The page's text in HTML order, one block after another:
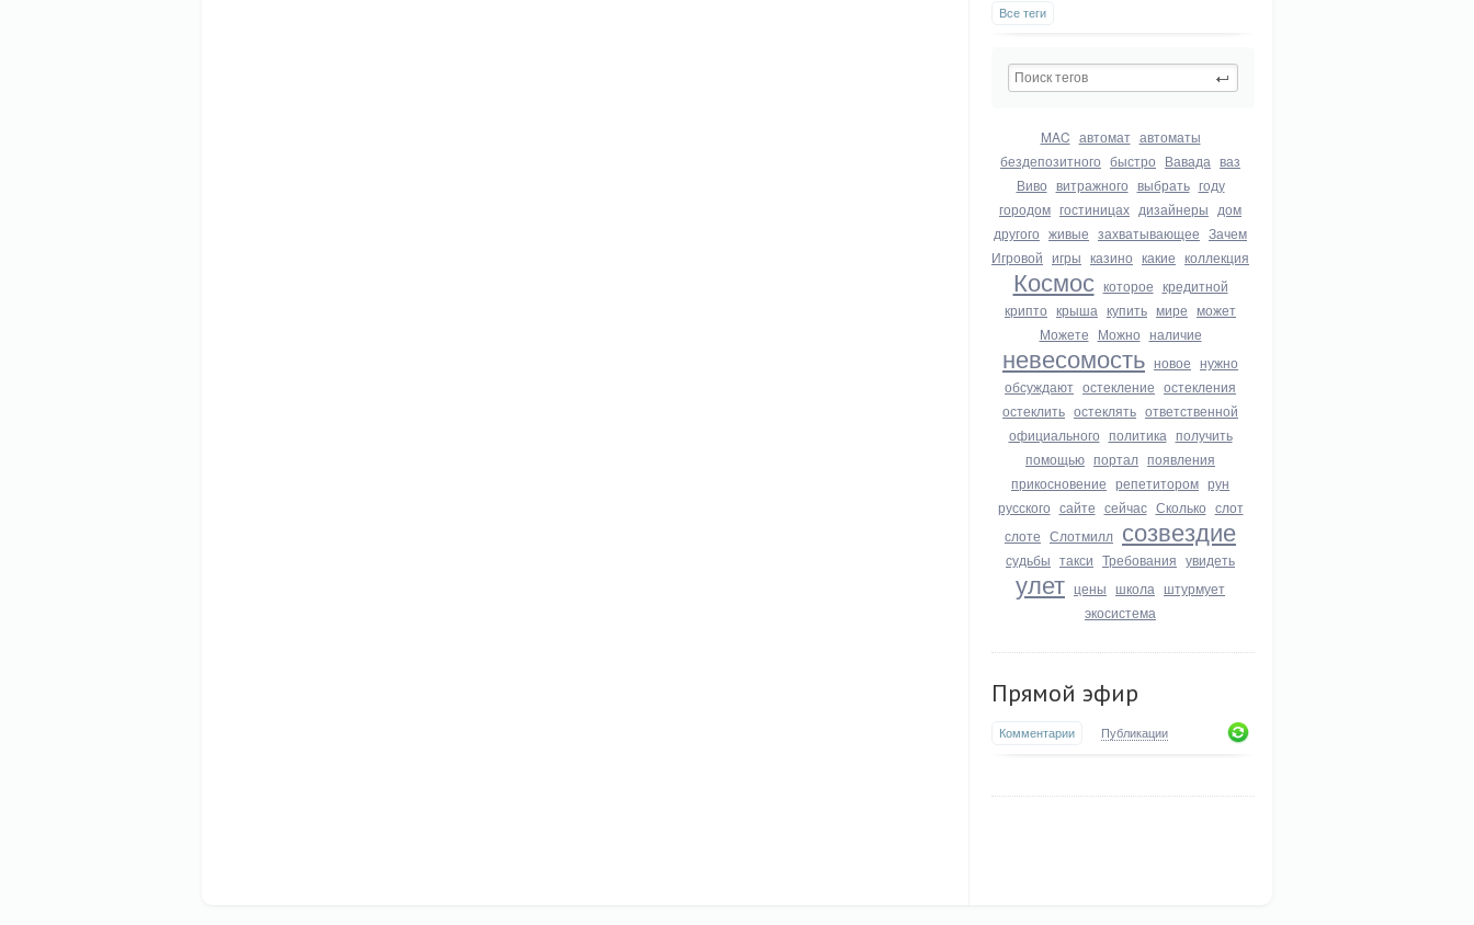
Все теги
MAC автомат автоматы
бездепозитного быстро Вавада ваз
Виво витражного выбрать году
городом гостиницах дизайнеры дом
другого живые захватывающее Зачем
Игровой игры казино какие коллекция
Космос которое кредитной
крипто крыша купить мире может
Можете Можно наличие
невесомость новое нужно
обсуждают остекление остекления
остеклить остеклять ответственной
официального политика получить
помощью портал появления
прикосновение репетитором рун
русского сайте сейчас Сколько слот
слоте Слотмилл созвездие
судьбы такси Требования увидеть
улет цены школа штурмует
экосистема
Прямой эфир
Комментарии Публикации